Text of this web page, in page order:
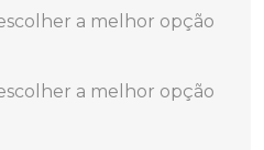
a melhor opção
a melhor opção